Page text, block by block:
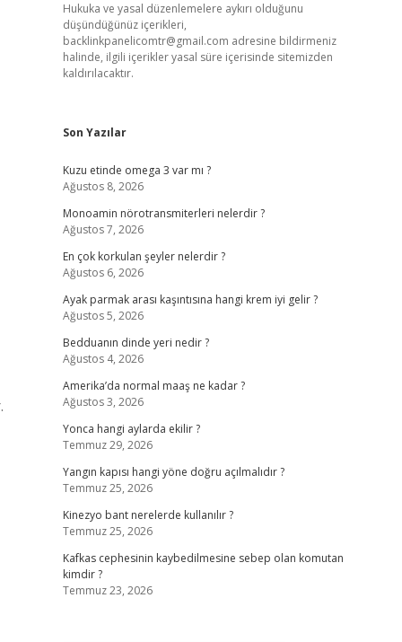
Hukuka ve yasal düzenlemelere aykırı olduğunu
düşündüğünüz içerikleri,
backlinkpanelicomtr@gmail.com adresine bildirmeniz
halinde, ilgili içerikler yasal süre içerisinde sitemizden
kaldırılacaktır.
Son Yazılar
Kuzu etinde omega 3 var mı ?
Ağustos 8, 2026
Monoamin nörotransmiterleri nelerdir ?
Ağustos 7, 2026
En çok korkulan şeyler nelerdir ?
Ağustos 6, 2026
Ayak parmak arası kaşıntısına hangi krem iyi gelir ?
Ağustos 5, 2026
Bedduanın dinde yeri nedir ?
Ağustos 4, 2026
Amerika’da normal maaş ne kadar ?
Ağustos 3, 2026
Yonca hangi aylarda ekilir ?
Temmuz 29, 2026
Yangın kapısı hangi yöne doğru açılmalıdır ?
Temmuz 25, 2026
Kinezyo bant nerelerde kullanılır ?
Temmuz 25, 2026
Kafkas cephesinin kaybedilmesine sebep olan komutan
kimdir ?
Temmuz 23, 2026